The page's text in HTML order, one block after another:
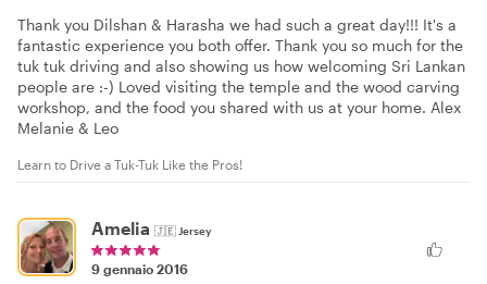
Thank you Dilshan & Harasha we had such a great day!!! It's a
fantastic experience you both offer. Thank you so much for the
tuk tuk driving and also showing us how welcoming Sri Lankan
people are :-) Loved visiting the temple and the wood carving
workshop, and the food you shared with us at your home. Alex
Melanie & Leo
Learn to Drive a Tuk-Tuk Like the Pros!
Amelia 🇯🇪 Jersey
9 gennaio 2016